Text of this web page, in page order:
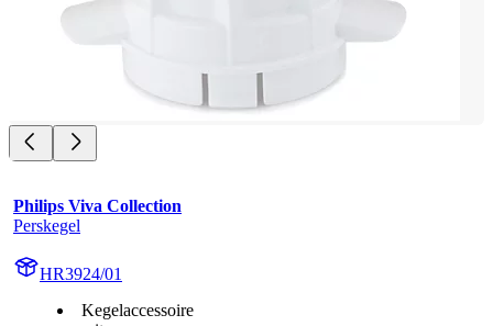
Philips Viva Collection
Perskegel
HR3924/01
Kegelaccessoire